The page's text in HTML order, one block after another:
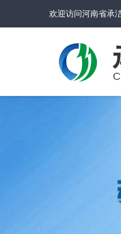
欢迎访问河南省承